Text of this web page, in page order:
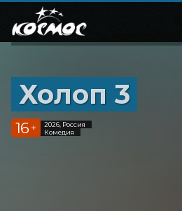
Холоп 3
16 +
2026, Россия
Комедия